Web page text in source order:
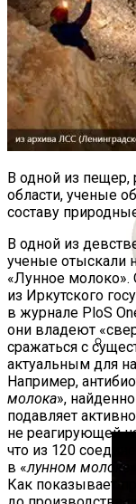
В одной из
области, ученые
составу
В одной из
ученые отыскали
«Лунное
из Иркутского
в журнале PloS
они владеют
сражаться с
актуальным для
Например,
молока»,
подавляет
не реагирующей
что из 120
в «лунном молоке
Как показывает